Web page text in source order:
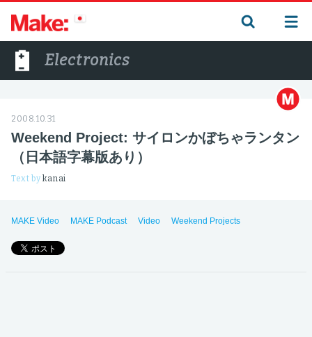
Electronics
2008.10.31
Weekend Project: サイロンかぼちゃランタン
（日本語字幕版あり）
Text bykanai
MAKE Video MAKE Podcast Video Weekend Projects